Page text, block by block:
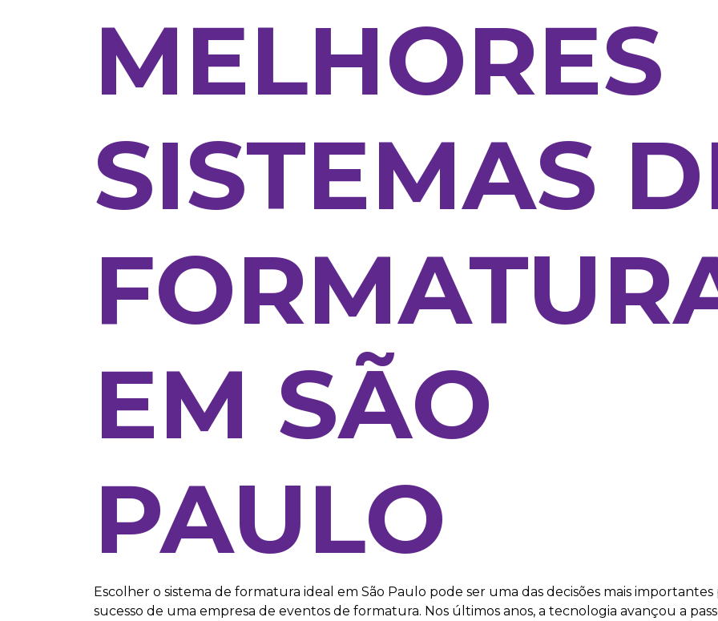
MELHORES
SISTEMAS
EM SÃO
PAULO
Escolher o sistema de formatura ideal em São Paulo pode ser uma das decisões mais
sucesso de uma empresa de eventos de formatura. Nos últimos anos, a tecnologia avançou a